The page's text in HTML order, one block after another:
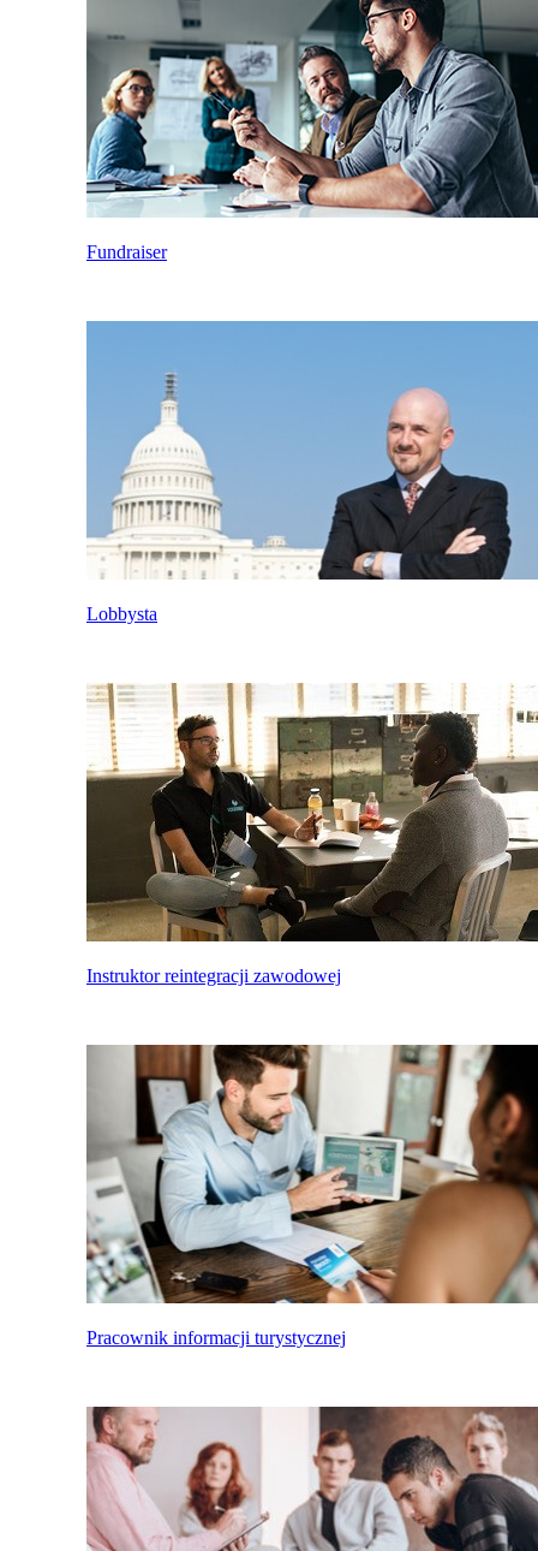
Fundraiser
Lobbysta
Instruktor reintegracji zawodowej
Pracownik informacji turystycznej